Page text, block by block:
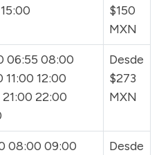
$150
MXN
06:55 08:00
12:00
22:00
Desde
$273
MXN
08:00 09:00
Desde